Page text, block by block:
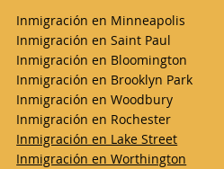
Inmigración en Minneapolis
Inmigración en Saint Paul
Inmigración en Bloomington
Inmigración en Brooklyn Park
Inmigración en Woodbury
Inmigración en Rochester
Inmigración en Lake Street
Inmigración en Worthington